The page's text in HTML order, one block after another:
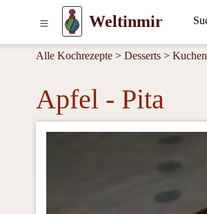
Weltinmir
Alle Kochrezepte > Desserts > Kuchen
Apfel - Pita